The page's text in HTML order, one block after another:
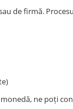
de firmă.
monedă, ne poți